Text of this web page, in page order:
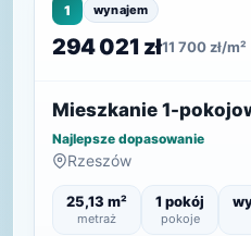
1 wynajem
294 021 zł11 700 zł/m²
Mieszkanie 1-
Najlepsze dopasowanie
Rzeszów
25,13 m²
metraż
1 pokój
pokoje